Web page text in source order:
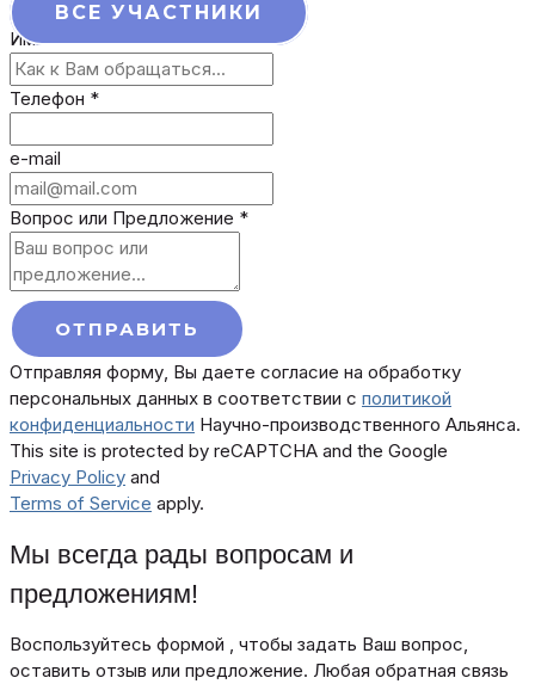
ВСЕ УЧАСТНИКИ
Имя*
Телефон *
e-mail
Вопрос или Предложение *
ОТПРАВИТЬ
Отправляя форму, Вы даете согласие на обработку
персональных данных в соответствии с политикой
конфиденциальности Научно-производственного Альянса.
This site is protected by reCAPTCHA and the Google
Privacy Policy and
Terms of Service apply.
Мы всегда рады вопросам и
предложениям!
Воспользуйтесь формой , чтобы задать Ваш вопрос,
оставить отзыв или предложение. Любая обратная связь